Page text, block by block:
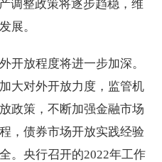
调整政策将逐步趋稳，维
展。
开放程度将进一步加深。
大对外开放力度，监管机
政策，不断加强金融市场
，债券市场开放实践经验
。央行召开的2022年工作